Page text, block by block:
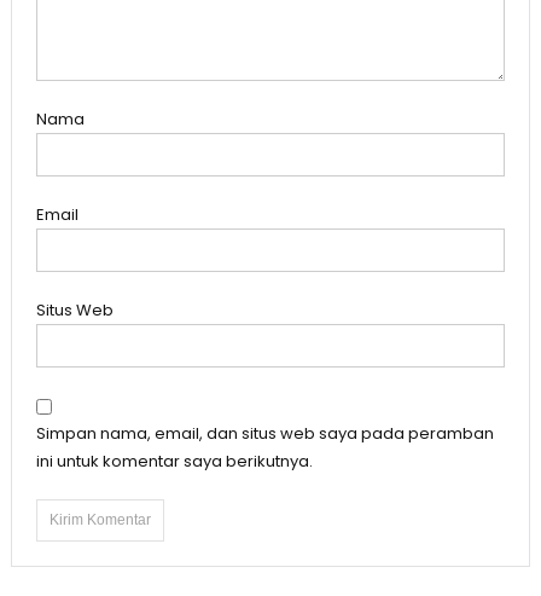
Nama
Email
Situs Web
Simpan nama, email, dan situs web saya pada peramban
ini untuk komentar saya berikutnya.